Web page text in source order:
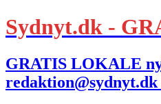
Sydnyt.dk -
GRATIS LOKALE
redaktion@sydnyt.dk